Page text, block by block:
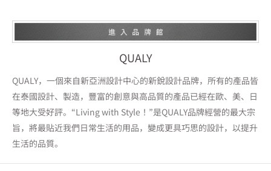
QUALY
QUALY，一個來自新亞洲設計中心的新銳設計品牌，所有的產品皆
在泰國設計、製造，豐富的創意與高品質的產品已經在歐、美、日
等地大受好評。“Living with Style！”是QUALY品牌經營的最大宗
旨，將最貼近我們日常生活的用品，變成更具巧思的設計，以提升
生活的品質。